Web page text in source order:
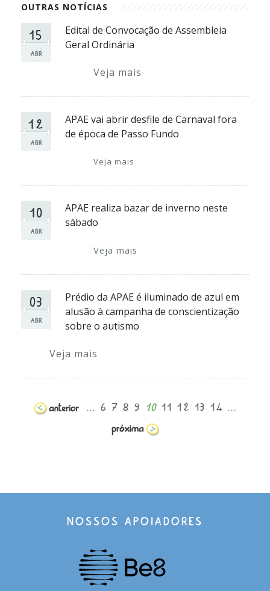
OUTRAS NOTÍCIAS
15
ABR
Edital de Convocação de Assembleia
Geral Ordinária
Veja mais
12
ABR
APAE vai abrir desfile de Carnaval fora
de época de Passo Fundo
Veja mais
10
ABR
APAE realiza bazar de inverno neste
sábado
Veja mais
03
ABR
Prédio da APAE é iluminado de azul em
alusão à campanha de conscientização
sobre o autismo
Veja mais
... 6 7 8 9 10 11 12 13 14 ...
NOSSOS APOIADORES